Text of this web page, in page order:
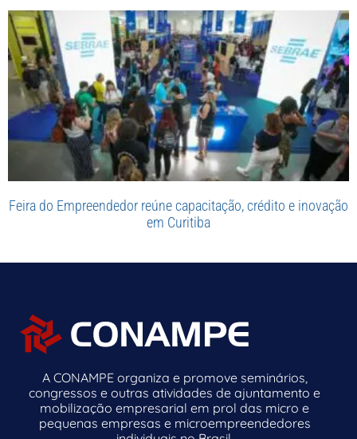
Feira do Empreendedor reúne capacitação, crédito e inovação
em Curitiba
A CONAMPE organiza e promove seminários,
congressos e outras atividades de ajuntamento e
mobilização empresarial em prol das micro e
pequenas empresas e microempreendedores